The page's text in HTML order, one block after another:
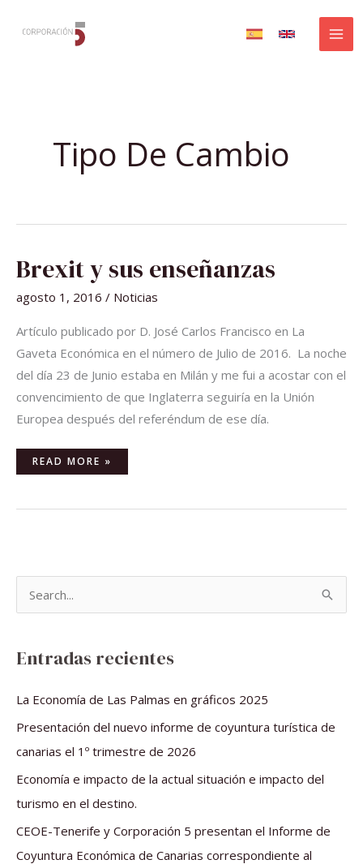
Tipo De Cambio
Brexit y sus enseñanzas
agosto 1, 2016 / Noticias
Artículo publicado por D. José Carlos Francisco en La
Gaveta Económica en el número de Julio de 2016. La noche
del día 23 de Junio estaba en Milán y me fui a acostar con el
convencimiento de que Inglaterra seguiría en la Unión
Europea después del referéndum de ese día.
BREXIT
Y
SUS
ENSEÑANZAS
READ MORE »
a
r
Entradas recientes
La Economía de Las Palmas en gráficos 2025
Presentación del nuevo informe de coyuntura turística de
canarias el 1º trimestre de 2026
Economía e impacto de la actual situación e impacto del
turismo en el destino.
CEOE-Tenerife y Corporación 5 presentan el Informe de
Coyuntura Económica de Canarias correspondiente al